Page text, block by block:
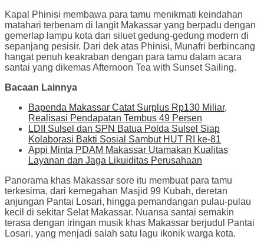
Kapal Phinisi membawa para tamu menikmati keindahan
matahari terbenam di langit Makassar yang berpadu dengan
gemerlap lampu kota dan siluet gedung-gedung modern di
sepanjang pesisir. Dari dek atas Phinisi, Munafri berbincang
hangat penuh keakraban dengan para tamu dalam acara
santai yang dikemas Afternoon Tea with Sunset Sailing.
Bacaan Lainnya
Bapenda Makassar Catat Surplus Rp130 Miliar,
Realisasi Pendapatan Tembus 49 Persen
LDII Sulsel dan SPN Batua Polda Sulsel Siap
Kolaborasi Bakti Sosial Sambut HUT RI ke-81
Appi Minta PDAM Makassar Utamakan Kualitas
Layanan dan Jaga Likuiditas Perusahaan
Panorama khas Makassar sore itu membuat para tamu
terkesima, dari kemegahan Masjid 99 Kubah, deretan
anjungan Pantai Losari, hingga pemandangan pulau-pulau
kecil di sekitar Selat Makassar. Nuansa santai semakin
terasa dengan iringan musik khas Makassar berjudul Pantai
Losari, yang menjadi salah satu lagu ikonik warga kota.